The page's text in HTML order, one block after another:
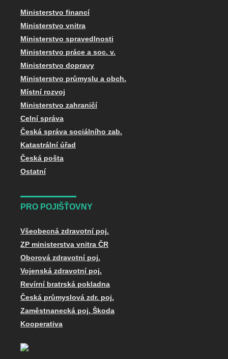
Ministerstvo financí
Ministerstvo vnitra
Ministerstvo spravedlnosti
Ministerstvo práce a soc. v.
Ministerstvo dopravy
Ministerstvo průmyslu a obch.
Místní rozvoj
Ministerstvo zahraničí
Celní správa
Česká správa sociálního zab.
Katastrální úřad
Česká pošta
Ostatní
PRO POJIŠŤOVNY
Všeobecná zdravotní poj.
ZP ministerstva vnitra ČR
Oborová zdravotní poj.
Vojenská zdravotní poj.
Revírní bratrská pokladna
Česká průmyslová zdr. poj.
Zaměstnanecká poj. Škoda
Kooperativa